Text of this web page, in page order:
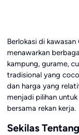
Berlokasi di
menawarkan
kampung, gurame,
tradisional yang
dan harga yang
menjadi pilihan
bersama rekan kerja.
Sekilas